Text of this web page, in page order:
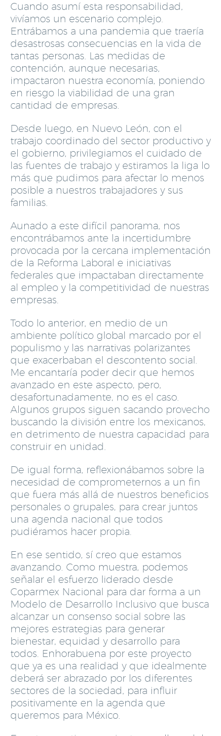
Cuando asumí esta responsabilidad,
vivíamos un escenario complejo.
Entrábamos a una pandemia que traería
desastrosas consecuencias en la vida de
tantas personas. Las medidas de
contención, aunque necesarias,
impactaron nuestra economía, poniendo
en riesgo la viabilidad de una gran
cantidad de empresas.
Desde luego, en Nuevo León, con el
trabajo coordinado del sector productivo y
el gobierno, privilegiamos el cuidado de
las fuentes de trabajo y estiramos la liga lo
más que pudimos para afectar lo menos
posible a nuestros trabajadores y sus
familias.
Aunado a este difícil panorama, nos
encontrábamos ante la incertidumbre
provocada por la cercana implementación
de la Reforma Laboral e iniciativas
federales que impactaban directamente
al empleo y la competitividad de nuestras
empresas.
Todo lo anterior, en medio de un
ambiente político global marcado por el
populismo y las narrativas polarizantes
que exacerbaban el descontento social.
Me encantaría poder decir que hemos
avanzado en este aspecto, pero,
desafortunadamente, no es el caso.
Algunos grupos siguen sacando provecho
buscando la división entre los mexicanos,
en detrimento de nuestra capacidad para
construir en unidad.
De igual forma, reflexionábamos sobre la
necesidad de comprometernos a un fin
que fuera más allá de nuestros beneficios
personales o grupales, para crear juntos
una agenda nacional que todos
pudiéramos hacer propia.
En ese sentido, sí creo que estamos
avanzando. Como muestra, podemos
señalar el esfuerzo liderado desde
Coparmex Nacional para dar forma a un
Modelo de Desarrollo Inclusivo que busca
alcanzar un consenso social sobre las
mejores estrategias para generar
bienestar, equidad y desarrollo para
todos. Enhorabuena por este proyecto
que ya es una realidad y que idealmente
deberá ser abrazado por los diferentes
sectores de la sociedad, para influir
positivamente en la agenda que
queremos para México.